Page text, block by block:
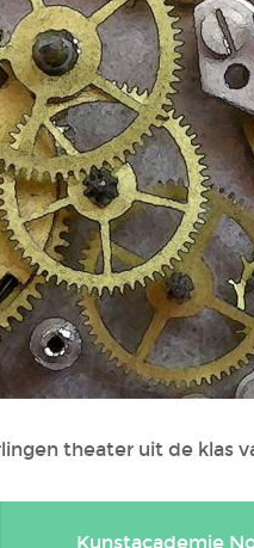
theater uit de klas
Kunstacademie